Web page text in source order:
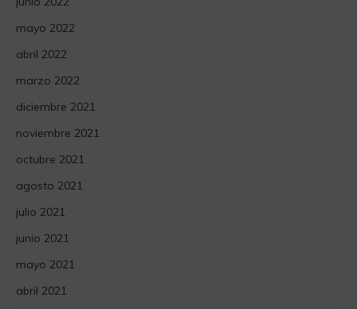
mayo 2022
abril 2022
marzo 2022
diciembre 2021
noviembre 2021
octubre 2021
agosto 2021
julio 2021
junio 2021
mayo 2021
abril 2021